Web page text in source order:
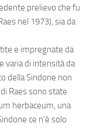
prelievo che fu
nel 1973), sia da
e impregnate da
varia di intensità da
della Sindone non
Raes sono state
herbaceum, una
ce n’è solo